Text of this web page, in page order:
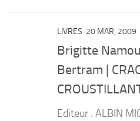
LIVRES 20 MAR, 2009
Brigitte
Bertram |
Editeur : ALBIN